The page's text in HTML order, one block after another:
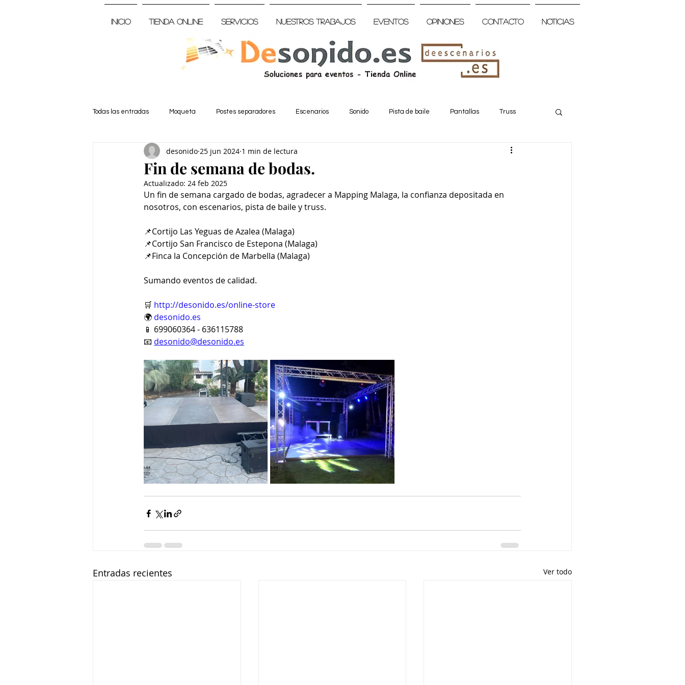
Inicio Tienda Online Servicios Nuestros trabajos Eventos Opiniones Contacto Noticias
Todas las entradas Moqueta Postes separadores Escenarios Sonido Pista de baile Pantallas Truss
Fin de semana de bodas.
desonido 25 jun 2024 1 min de lectura
Actualizado: 24 feb 2025
Un fin de semana cargado de bodas, agradecer a Mapping Malaga, la confianza depositada en
nosotros, con escenarios, pista de baile y truss.
📌Cortijo Las Yeguas de Azalea (Malaga)
📌Cortijo San Francisco de Estepona (Malaga)
📌Finca la Concepción de Marbella (Malaga)
Sumando eventos de calidad.
🛒 http://desonido.es/online-store
🌍 desonido.es
📱 699060364 - 636115788
📧 desonido@desonido.es
Entradas recientes Ver todo